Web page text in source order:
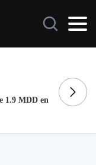
1.9 MDD en